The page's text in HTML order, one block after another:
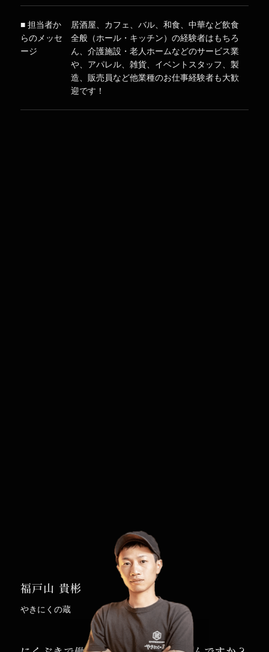
■ 担当者か
らのメッセ
ージ
居酒屋、カフェ、バル、和食、中華など飲食
全般（ホール・キッチン）の経験者はもちろ
ん、介護施設・老人ホームなどのサービス業
や、アパレル、雑貨、イベントスタッフ、製
造、販売員など他業種のお仕事経験者も大歓
迎です！
福戸山 貴彬
やきにくの蔵